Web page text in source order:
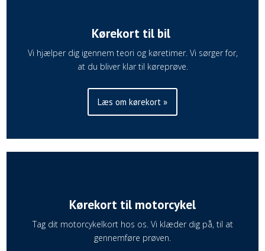
Kørekort til bil
Vi hjælper dig igennem teori og køretimer. Vi sørger for,
at du bliver klar til køreprøve.
Læs om kørekort »
Kørekort til motorcykel
Tag dit motorcykelkort hos os. Vi klæder dig på, til at
gennemføre prøven.